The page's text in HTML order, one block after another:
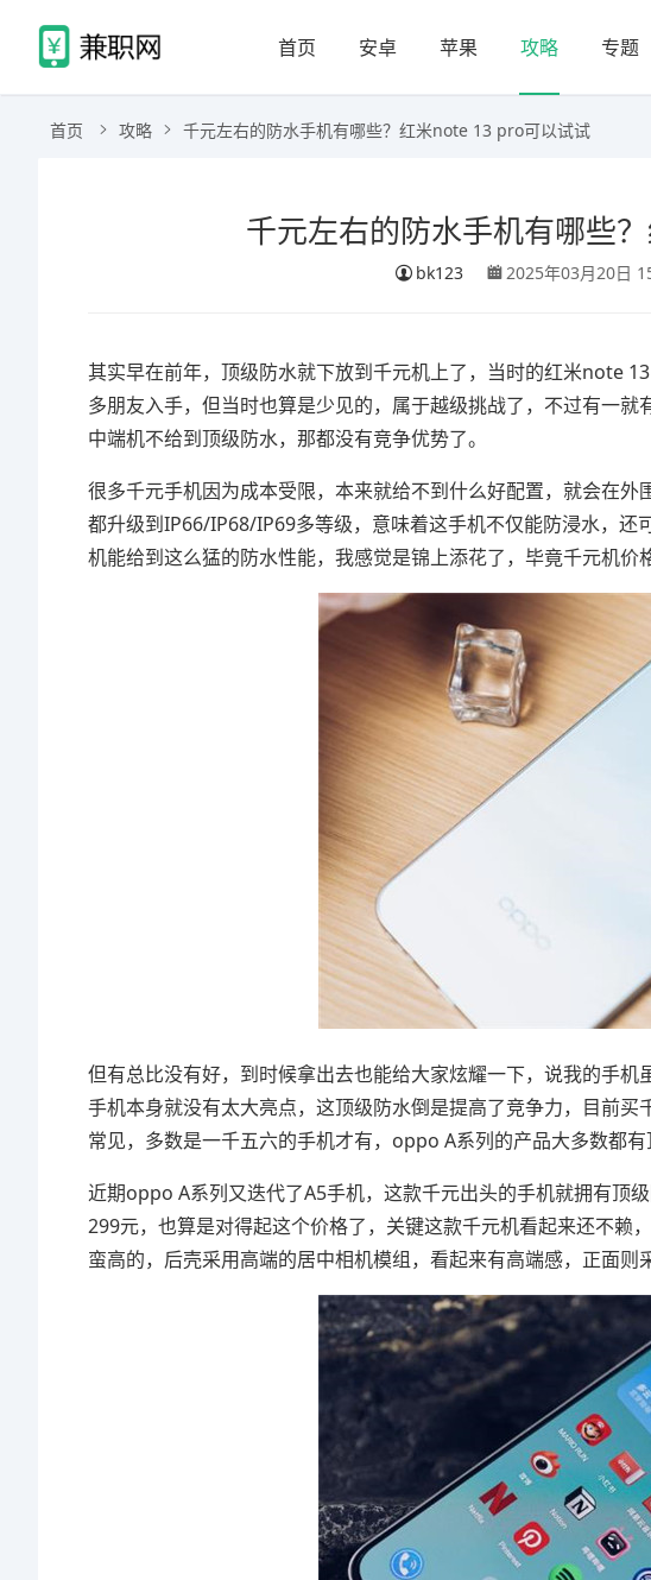
首页 安卓 苹果 攻略 专题
首页 攻略 千元左右的防水手机有哪些？红米note 13 pro可以试试
千元左右的防水手机有哪些
bk123 2025年03月20日
其实早在前年，顶级防水就下放到千元机上了，当时的红米note
多朋友入手，但当时也算是少见的，属于越级挑战了，不过有一
中端机不给到顶级防水，那都没有竞争优势了。
很多千元手机因为成本受限，本来就给不到什么好配置，就会在
都升级到IP66/IP68/IP69多等级，意味着这手机不仅能防浸水，
机能给到这么猛的防水性能，我感觉是锦上添花了，毕竟千元机价
但有总比没有好，到时候拿出去也能给大家炫耀一下，说我的手
手机本身就没有太大亮点，这顶级防水倒是提高了竞争力，目前
常见，多数是一千五六的手机才有，oppo A系列的产品大多数都有
近期oppo A系列又迭代了A5手机，这款千元出头的手机就拥有顶
299元，也算是对得起这个价格了，关键这款千元机看起来还不赖
蛮高的，后壳采用高端的居中相机模组，看起来有高端感，正面则